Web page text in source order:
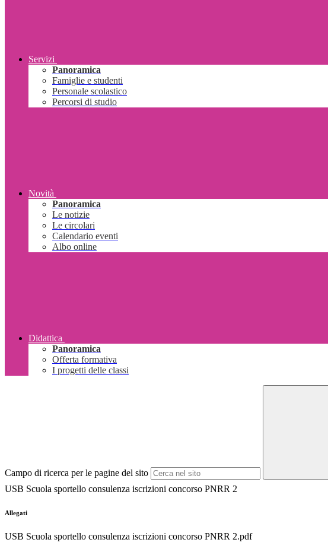
Servizi
Panoramica
Famiglie e studenti
Personale scolastico
Percorsi di studio
Novità
Panoramica
Le notizie
Le circolari
Calendario eventi
Albo online
Didattica
Panoramica
Offerta formativa
I progetti delle classi
Campo di ricerca per le pagine del sito
USB Scuola sportello consulenza iscrizioni concorso PNRR 2
Allegati
USB Scuola sportello consulenza iscrizioni concorso PNRR 2.pdf